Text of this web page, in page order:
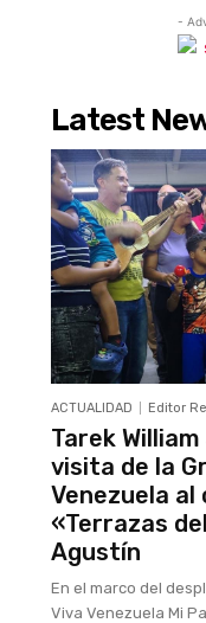
-
Latest
ACTUALIDAD Editor
Tarek
visita de la
Venezuela
«Terrazas
Agustín
En el marco del
Viva Venezuela Mi